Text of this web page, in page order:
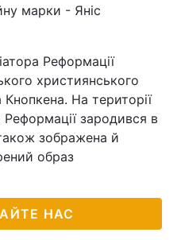
марки - Яніс
Реформації
християнського
На території
Реформації зародився в
зображена й
образ
НАС